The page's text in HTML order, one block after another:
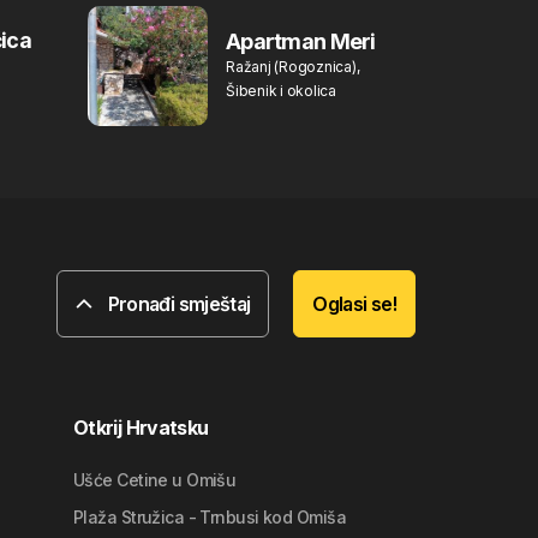
Apartman Meri
Ražanj (Rogoznica),
Šibenik i okolica
Oglasi se!
Pronađi smještaj
Otkrij Hrvatsku
Ušće Cetine u Omišu
Plaža Stružica - Trnbusi kod Omiša